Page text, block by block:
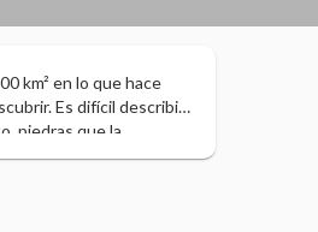
km² en lo que hace
Es difícil describir
piedras que la
provocada por el